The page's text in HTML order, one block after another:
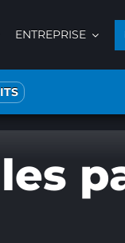
ENTREPRISE